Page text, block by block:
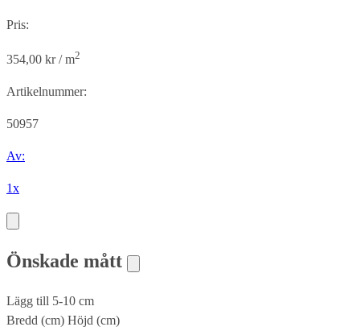
Pris:
354,00 kr / m2
Artikelnummer:
50957
Av:
1x
Önskade mått
Lägg till 5-10 cm
Bredd (cm) Höjd (cm)